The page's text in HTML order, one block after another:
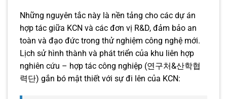
Những nguyên tắc này là nền tảng cho các dự án
hợp tác giữa KCN và các đơn vị R&D, đảm bảo an
toàn và đạo đức trong thử nghiệm công nghệ mới.
Lịch sử hình thành và phát triển của khu liên hợp
nghiên cứu – hợp tác công nghiệp (연구처&산학협
력단) gắn bó mật thiết với sự đi lên của KCN: